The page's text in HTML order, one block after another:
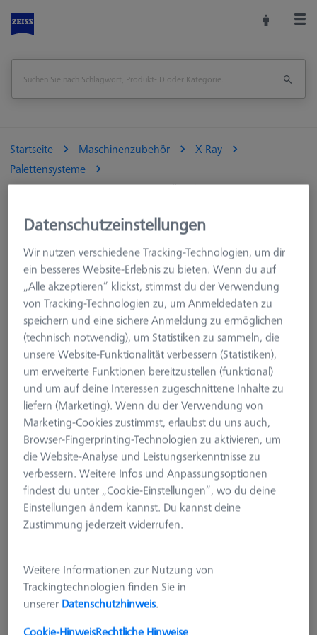
Startseite Maschinenzubehör
X-Ray
Palettensysteme
OmniFix CT Tomostage magnet pallet Ø70
Übersicht
PALETTENSYSTEME
OmniFix CT Tomostage magnet
pallet Ø70
626140-9400-021
Datenschutzeinstellungen
Wir nutzen verschiedene Tracking-Technologien, um dir
ein besseres Website-Erlebnis zu bieten. Wenn du auf
„Alle akzeptieren“ klickst, stimmst du der Verwendung
von Tracking-Technologien zu, um Anmeldedaten zu
speichern und eine sichere Anmeldung zu ermöglichen
(technisch notwendig), um Statistiken zu sammeln, die
unsere Website-Funktionalität verbessern (Statistiken),
um erweiterte Funktionen bereitzustellen (funktional)
und um auf deine Interessen zugeschnittene Inhalte zu
liefern (Marketing). Wenn du der Verwendung von
Marketing-Cookies zustimmst, erlaubst du uns auch,
Browser-Fingerprinting-Technologien zu aktivieren, um
die Website-Analyse und Leistungserkenntnisse zu
verbessern. Weitere Infos und Anpassungsoptionen
findest du unter „Cookie-Einstellungen“, wo du deine
Einstellungen ändern kannst. Du kannst deine
Zustimmung jederzeit widerrufen.
Weitere Informationen zur Nutzung von
Trackingtechnologien finden Sie in
unserer Datenschutzhinweis.